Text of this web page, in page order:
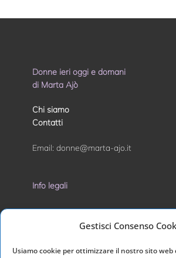
Gestisci Consenso
Usiamo cookie per ottimizzare il nostro sito web
Donne ieri oggi e domani
di Marta Ajò
Chi siamo
Contatti
Email: donne@marta-ajo.it
Info legali
Privacy Policy
Cookie Policy